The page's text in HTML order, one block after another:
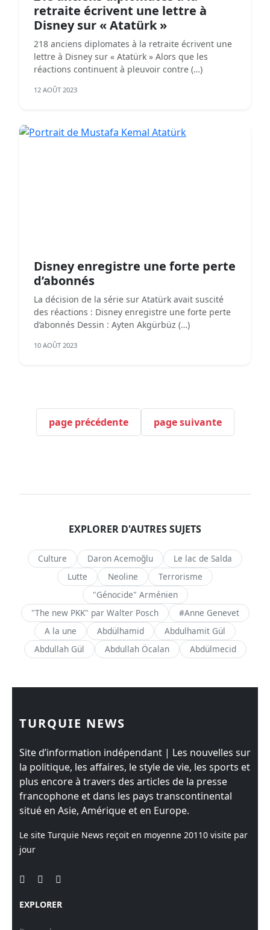
retraite écrivent une lettre à
Disney sur « Atatürk »
218 anciens diplomates à la retraite écrivent une
lettre à Disney sur « Atatürk » Alors que les
réactions continuent à pleuvoir contre (…)
12 AOÛT 2023
Disney enregistre une forte perte
d’abonnés
La décision de la série sur Atatürk avait suscité
des réactions : Disney enregistre une forte perte
d’abonnés Dessin : Ayten Akgürbüz (…)
10 AOÛT 2023
page précédente page suivante
EXPLORER D'AUTRES SUJETS
Culture Daron Acemoğlu
Le lac de Salda
Lutte
Neoline
Terrorisme
"Génocide" Arménien
"The new PKK" par Walter Posch
#Anne Genevet
A la une
Abdülhamid
Abdulhamit Gül
Abdullah Gül
Abdullah Öcalan Abdülmecid
TURQUIE NEWS
Site d’information indépendant | Les nouvelles sur
la politique, les affaires, le style de vie, les sports et
plus encore à travers des articles de la presse
francophone et dans les pays transcontinental
situé en Asie, Amérique et en Europe.
Le site Turquie News reçoit en moyenne 20110 visite par
jour
EXPLORER